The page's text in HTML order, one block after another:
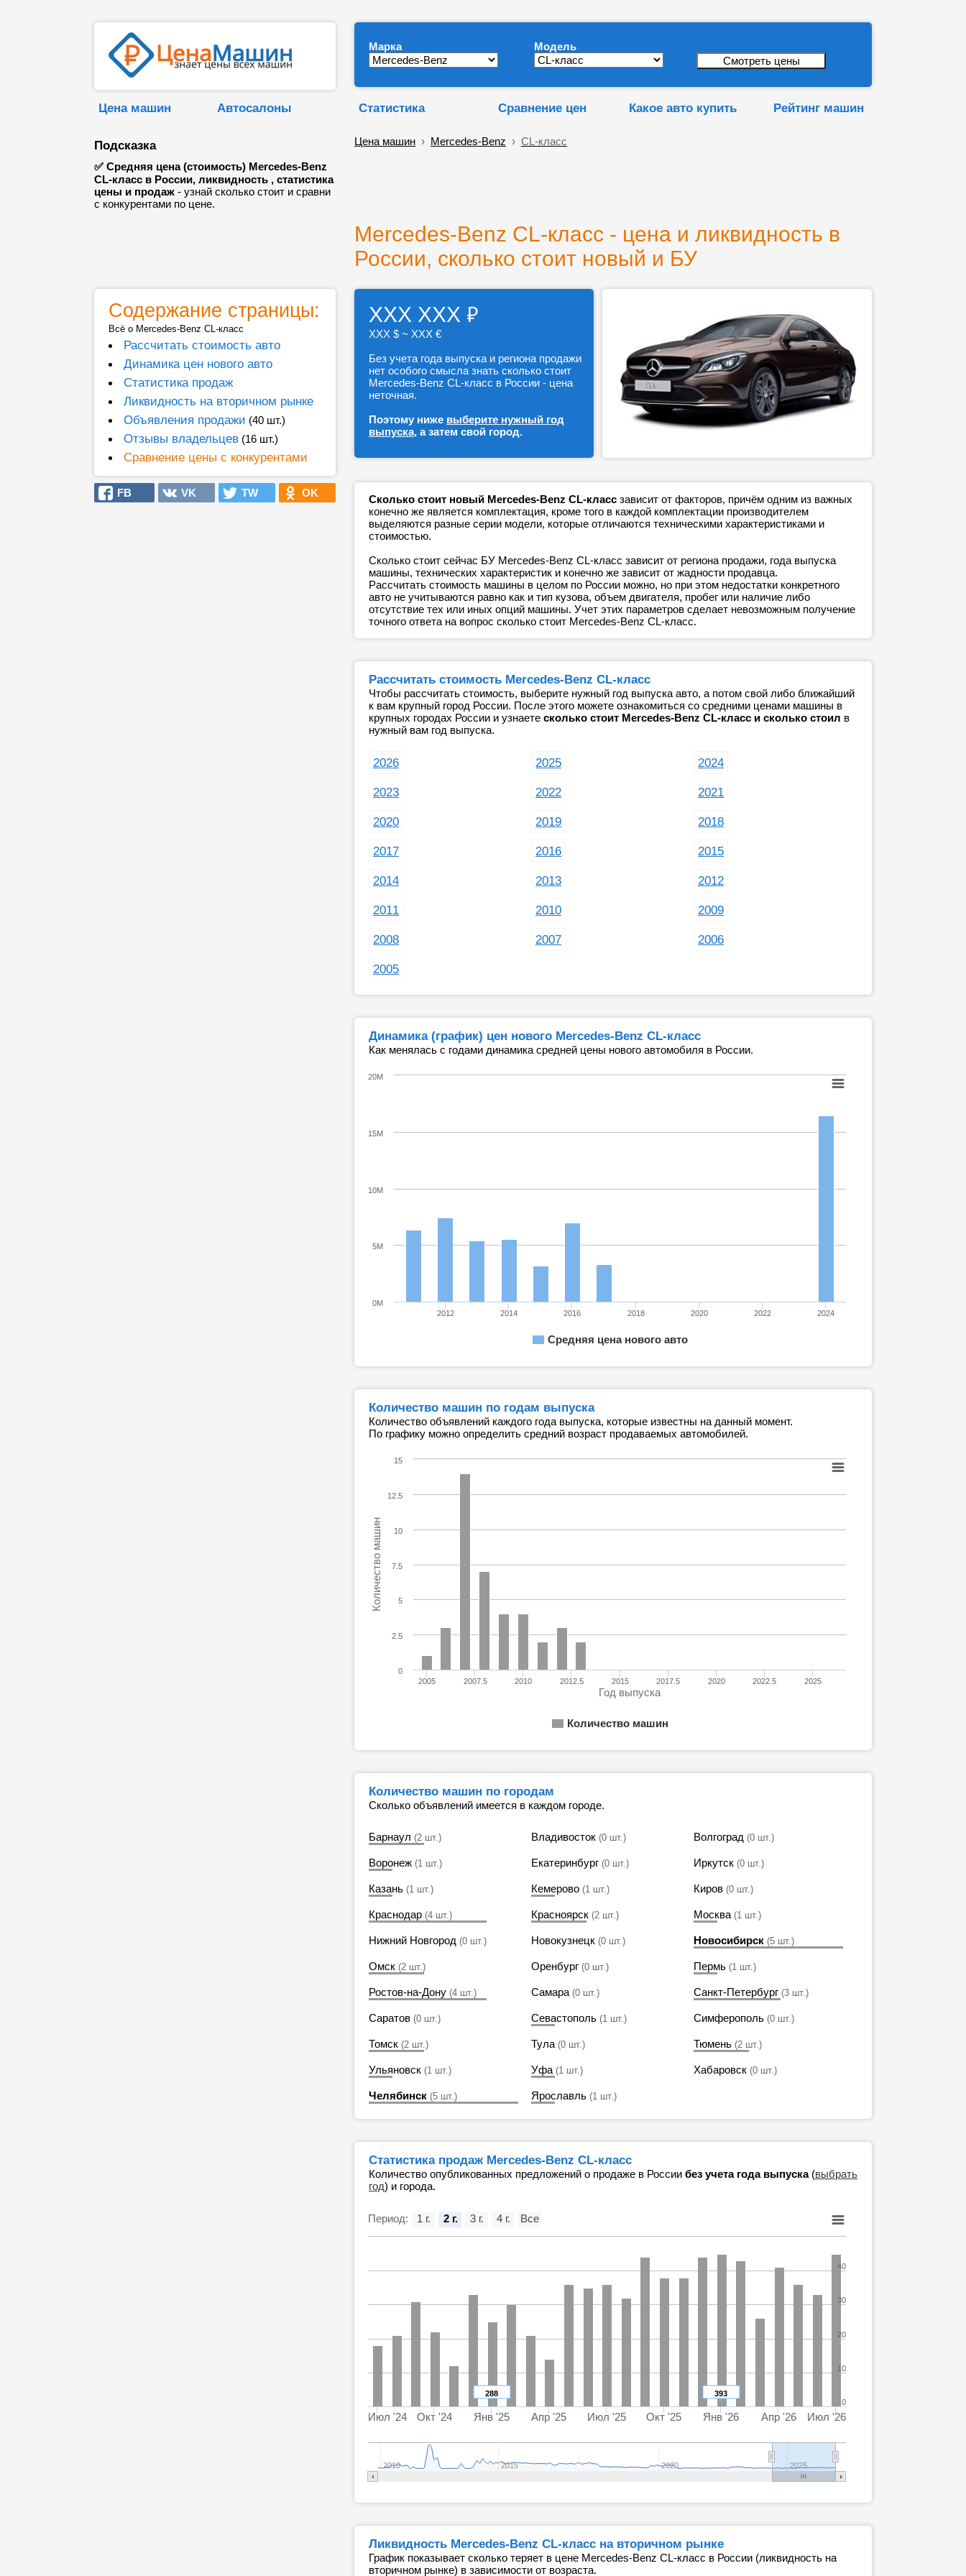
Марка Модель
Цена машин Автосалоны Статистика Сравнение цен Какое авто купить Рейтинг машин
Подсказка
✅ Средняя цена (стоимость) Mercedes-Benz
CL-класс в России, ликвидность , статистика
цены и продаж - узнай сколько стоит и сравни
с конкурентами по цене.
Цена машин › Mercedes-Benz › CL-класс
Mercedes-Benz CL-класс - цена и ликвидность в
России, сколько стоит новый и БУ
Содержание страницы:
Всё о Mercedes-Benz CL-класс
Рассчитать стоимость авто
Динамика цен нового авто
Статистика продаж
Ликвидность на вторичном рынке
Объявления продажи (40 шт.)
Отзывы владельцев (16 шт.)
Сравнение цены с конкурентами
FB VK TW OK
ХХХ ХХХ ₽
ХХХ $ ~ ХХХ €
Без учета года выпуска и региона продажи
нет особого смысла знать сколько стоит
Mercedes-Benz CL-класс в России - цена
неточная.
Поэтому ниже выберите нужный год
выпуска, а затем свой город.
Сколько стоит новый Mercedes-Benz CL-класс зависит от факторов, причём одним из важных
конечно же является комплектация, кроме того в каждой комплектации производителем
выделяются разные серии модели, которые отличаются техническими характеристиками и
стоимостью.
Сколько стоит сейчас БУ Mercedes-Benz CL-класс зависит от региона продажи, года выпуска
машины, технических характеристик и конечно же зависит от жадности продавца.
Рассчитать стоимость машины в целом по России можно, но при этом недостатки конкретного
авто не учитываются равно как и тип кузова, объем двигателя, пробег или наличие либо
отсутствие тех или иных опций машины. Учет этих параметров сделает невозможным получение
точного ответа на вопрос сколько стоит Mercedes-Benz CL-класс.
Рассчитать стоимость Mercedes-Benz CL-класс
Чтобы рассчитать стоимость, выберите нужный год выпуска авто, а потом свой либо ближайший
к вам крупный город России. После этого можете ознакомиться со средними ценами машины в
крупных городах России и узнаете сколько стоит Mercedes-Benz CL-класс и сколько стоил в
нужный вам год выпуска.
2026 2025 2024
2023 2022 2021
2020 2019 2018
2017 2016 2015
2014 2013 2012
2011 2010 2009
2008 2007 2006
2005
Динамика (график) цен нового Mercedes-Benz CL-класс
Как менялась с годами динамика средней цены нового автомобиля в России.
Средняя цена нового авто
2012 2014 2016 2018 2020 2022 2024
0M
5M
10M
15M
20M
Количество машин по годам выпуска
Количество объявлений каждого года выпуска, которые известны на данный момент.
По графику можно определить средний возраст продаваемых автомобилей.
Год выпуска
Количество машин
Количество машин
2005 2007.5 2010 2012.5 2015 2017.5 2020 2022.5 2025
0
2.5
5
7.5
10
12.5
15
Количество машин по городам
Сколько объявлений имеется в каждом городе.
Барнаул (2 шт.) Владивосток (0 шт.) Волгоград (0 шт.)
Воронеж (1 шт.) Екатеринбург (0 шт.) Иркутск (0 шт.)
Казань (1 шт.) Кемерово (1 шт.) Киров (0 шт.)
Краснодар (4 шт.) Красноярск (2 шт.) Москва (1 шт.)
Нижний Новгород (0 шт.) Новокузнецк (0 шт.) Новосибирск (5 шт.)
Омск (2 шт.) Оренбург (0 шт.) Пермь (1 шт.)
Ростов-на-Дону (4 шт.) Самара (0 шт.) Санкт-Петербург (3 шт.)
Саратов (0 шт.) Севастополь (1 шт.) Симферополь (0 шт.)
Томск (2 шт.) Тула (0 шт.) Тюмень (2 шт.)
Ульяновск (1 шт.) Уфа (1 шт.) Хабаровск (0 шт.)
Челябинск (5 шт.) Ярославль (1 шт.)
Статистика продаж Mercedes-Benz CL-класс
Количество опубликованных предложений о продаже в России без учета года выпуска(выбрать
год) и города.
Период:
393
288
Июл '24 Окт '24 Янв '25 Апр '25 Июл '25 Окт '25 Янв '26 Апр '26 Июл '26
2010 2015 2020 2025
0
10
20
30
40
1 г. 2 г. 3 г. 4 г. Все
Ликвидность Mercedes-Benz CL-класс на вторичном рынке
График показывает сколько теряет в цене Mercedes-Benz CL-класс в России (ликвидность на
вторичном рынке) в зависимости от возраста.